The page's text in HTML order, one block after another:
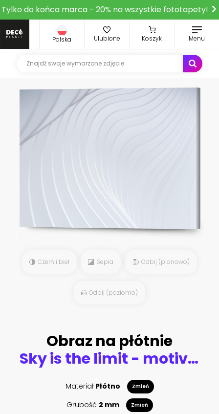
Tylko do końca marca - 20% na wszystkie fototapety!
Polska Ulubione Koszyk Menu
Czerń i biel Sepia Odbij (pionowo)
Odbij (poziomo)
Obraz na płótnie
Sky is the limit - motivational inscription in blue with white clouds
Materiał Płótno Zmień
Grubość 2 mm Zmień